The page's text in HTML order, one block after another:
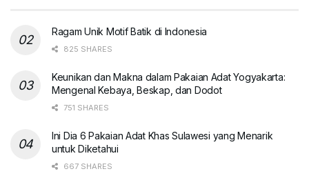
Ragam Unik Motif Batik di Indonesia
825 SHARES
Keunikan dan Makna dalam Pakaian Adat Yogyakarta:
Mengenal Kebaya, Beskap, dan Dodot
751 SHARES
Ini Dia 6 Pakaian Adat Khas Sulawesi yang Menarik
untuk Diketahui
667 SHARES